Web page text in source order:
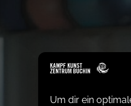
Um dir ein